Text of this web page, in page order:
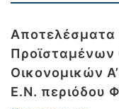
Προϊσταμένων
Οικονομικών
Ε.Ν. περιόδου